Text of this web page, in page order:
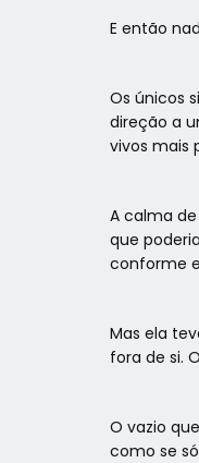
E então
Os únicos
direção a
vivos mais
A calma
que
conforme
Mas ela
fora de si.
O vazio
como se